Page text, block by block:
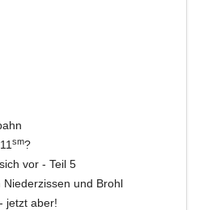
sm?
vor - Teil 5
Niederzissen und Brohl
jetzt aber!